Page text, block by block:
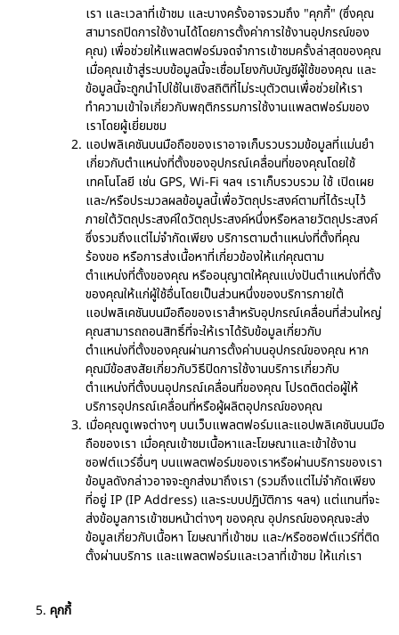
เรา และเวลาที่เข้าชม และบางครั้งอาจรวมถึง "คุกกี้" (ซึ่งคุณ
สามารถปิดการใช้งานได้โดยการตั้งค่าการใช้งานอุปกรณ์ของ
คุณ) เพื่อช่วยให้แพลตฟอร์มจดจำการเข้าชมครั้งล่าสุดของคุณ
เมื่อคุณเข้าสู่ระบบข้อมูลนี้จะเชื่อมโยงกับบัญชีผู้ใช้ของคุณ และ
ข้อมูลนี้จะถูกนำไปใช้ในเชิงสถิติที่ไม่ระบุตัวตนเพื่อช่วยให้เรา
ทำความเข้าใจเกี่ยวกับพฤติกรรมการใช้งานแพลตฟอร์มของ
เราโดยผู้เยี่ยมชม
แอปพลิเคชันบนมือถือของเราอาจเก็บรวบรวมข้อมูลที่แม่นยำ
เกี่ยวกับตำแหน่งที่ตั้งของอุปกรณ์เคลื่อนที่ของคุณโดยใช้
เทคโนโลยี เช่น GPS, Wi-Fi ฯลฯ เราเก็บรวบรวม ใช้ เปิดเผย
และ/หรือประมวลผลข้อมูลนี้เพื่อวัตถุประสงค์ตามที่ได้ระบุไว้
ภายใต้วัตถุประสงค์ใดวัตถุประสงค์หนึ่งหรือหลายวัตถุประสงค์
ซึ่งรวมถึงแต่ไม่จำกัดเพียง บริการตามตำแหน่งที่ตั้งที่คุณ
ร้องขอ หรือการส่งเนื้อหาที่เกี่ยวข้องให้แก่คุณตาม
ตำแหน่งที่ตั้งของคุณ หรืออนุญาตให้คุณแบ่งปันตำแหน่งที่ตั้ง
ของคุณให้แก่ผู้ใช้อื่นโดยเป็นส่วนหนึ่งของบริการภายใต้
แอปพลิเคชันบนมือถือของเราสำหรับอุปกรณ์เคลื่อนที่ส่วนใหญ่
คุณสามารถถอนสิทธิ์ที่จะให้เราได้รับข้อมูลเกี่ยวกับ
ตำแหน่งที่ตั้งของคุณผ่านการตั้งค่าบนอุปกรณ์ของคุณ หาก
คุณมีข้อสงสัยเกี่ยวกับวิธีปิดการใช้งานบริการเกี่ยวกับ
ตำแหน่งที่ตั้งบนอุปกรณ์เคลื่อนที่ของคุณ โปรดติดต่อผู้ให้
บริการอุปกรณ์เคลื่อนที่หรือผู้ผลิตอุปกรณ์ของคุณ
เมื่อคุณดูเพจต่างๆ บนเว็บแพลตฟอร์มและแอปพลิเคชันบนมือ
ถือของเรา เมื่อคุณเข้าชมเนื้อหาและโฆษณาและเข้าใช้งาน
ซอฟต์แวร์อื่นๆ บนแพลตฟอร์มของเราหรือผ่านบริการของเรา
ข้อมูลดังกล่าวอาจจะถูกส่งมาถึงเรา (รวมถึงแต่ไม่จำกัดเพียง
ที่อยู่ IP (IP Address) และระบบปฏิบัติการ ฯลฯ) แต่แทนที่จะ
ส่งข้อมูลการเข้าชมหน้าต่างๆ ของคุณ อุปกรณ์ของคุณจะส่ง
ข้อมูลเกี่ยวกับเนื้อหา โฆษณาที่เข้าชม และ/หรือซอฟต์แวร์ที่ติด
ตั้งผ่านบริการ และแพลตฟอร์มและเวลาที่เข้าชม ให้แก่เรา
คุกกี้